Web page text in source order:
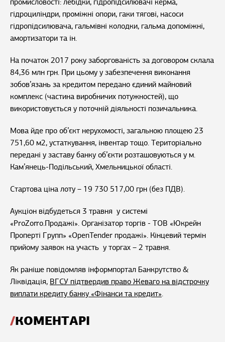
промисловості: лебідки, гідропідсилювачі керма,
гідроциліндри, проміжні опори, гаки тягові, насоси
гідропідсилювача, гальмівні колодки, гальма допоміжні,
амортизатори та ін.
На початок 2017 року заборгованість за договором склала
84,36 млн грн. При цьому у забезпечення виконання
зобов’язань за кредитом передано єдиний майновий
комплекс (частина виробничих потужностей), що
використовується у поточній діяльності позичальника.
Мова йде про об’єкт нерухомості, загальною площею 23
751,60 м2, устаткування, інвентар тощо. Територіально
передані у заставу банку об’єкти розташовуються у м.
Кам’янець-Подільський, Хмельницької області.
Стартова ціна лоту – 19 730 517,00 грн (без ПДВ).
Аукціон відбудеться 3 травня у системі
«ProZorro.Продажі». Організатор торгів - ТОВ «Юкрейн
Проперті Групп» «OpenTender продажі». Кінцевий термін
прийому заявок на участь у торгах – 2 травня.
Як раніше повідомляв інформпортал Банкрутство &
Ліквідація, ВГСУ підтвердив право Жеваго на відстрочку
виплати кредиту банку «Фінанси та кредит».
КОМЕНТАРІ